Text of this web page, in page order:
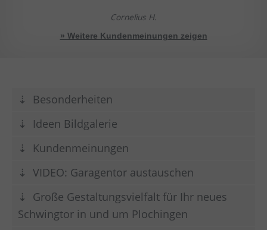
Cornelius H.
» Weitere Kundenmeinungen zeigen
Besonderheiten
Ideen Bildgalerie
Kundenmeinungen
VIDEO: Garagentor austauschen
Große Gestaltungsvielfalt für Ihr neues
Schwingtor in und um Plochingen